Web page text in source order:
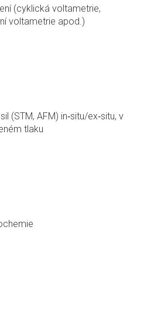
(cyklická voltametrie,
voltametrie apod.)
AFM) in‑situ/ex‑situ, v
tlaku